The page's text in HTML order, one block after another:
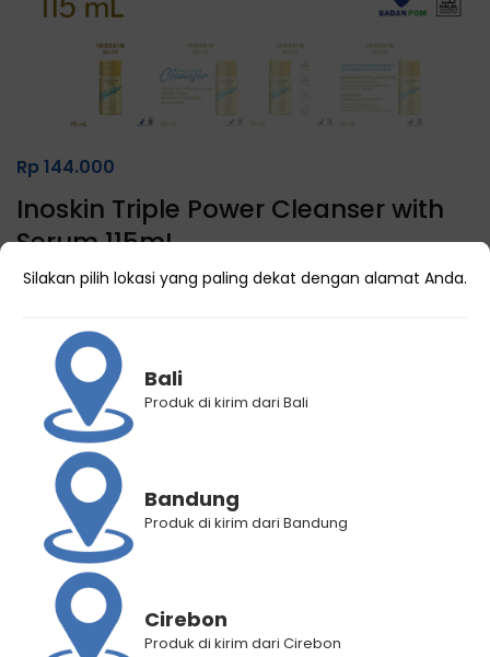
Inoskin Triple Power Cleanser with
Serum 115mL
(0 customer reviews)
Rp 144.000
Kategori Skin care
Brand: Inoskin
Deskripsi Produk
Informasi Tambahan
Penilaian Produk (0)
Silakan pilih lokasi yang paling dekat dengan alamat Anda.
Bali
Produk di kirim dari Bali
Bandung
Produk di kirim dari Bandung
Cirebon
Produk di kirim dari Cirebon